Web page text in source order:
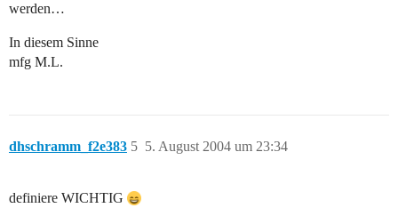
werden…
In diesem Sinne
mfg M.L.
dhschramm_f2e383 5. August 2004 um 23:34
5
definiere WICHTIG